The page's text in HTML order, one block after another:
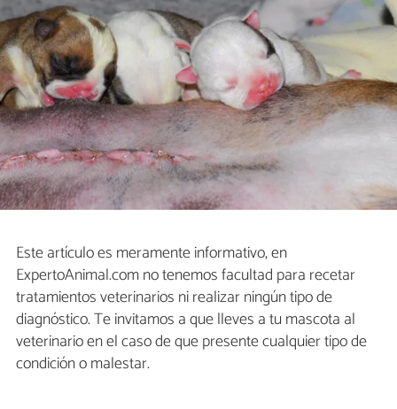
Este artículo es meramente informativo, en
ExpertoAnimal.com no tenemos facultad para recetar
tratamientos veterinarios ni realizar ningún tipo de
diagnóstico. Te invitamos a que lleves a tu mascota al
veterinario en el caso de que presente cualquier tipo de
condición o malestar.